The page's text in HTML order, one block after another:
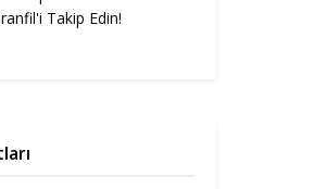
Takip Edin!